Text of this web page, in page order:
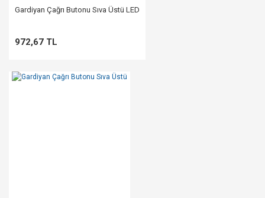
Gardiyan Çağrı Butonu Sıva Üstü LED
972,67 TL